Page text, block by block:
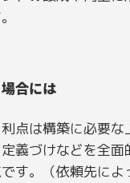
合には
点は構築に必要な
義づけなどを全面
す。（依頼先によ